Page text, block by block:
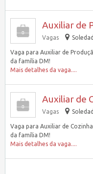
Auxiliar de
Vagas
Vaga para Auxiliar de
da família DM!
Mais detalhes da vaga....
Auxiliar de
Vagas
Vaga para Auxiliar de
da família DM!
Mais detalhes da vaga....